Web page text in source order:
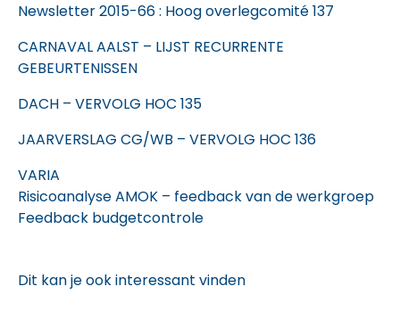
Newsletter 2015-66: Hoog overlegcomité 137
CARNAVAL AALST – LIJST RECURRENTE
GEBEURTENISSEN
DACH – VERVOLG HOC 135
JAARVERSLAG CG/WB – VERVOLG HOC 136
VARIA
Risicoanalyse AMOK – feedback van de werkgroep
Feedback budgetcontrole
Dit kan je ook interessant vinden